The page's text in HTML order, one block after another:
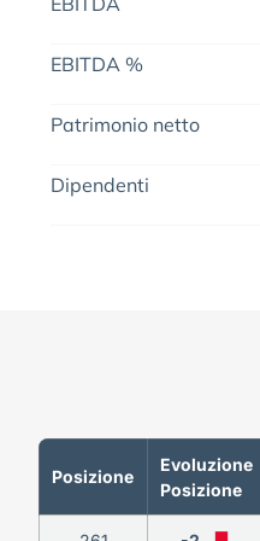
EBITDA %
Patrimonio netto
Dipendenti
Posizione
Evoluzione
Posizione